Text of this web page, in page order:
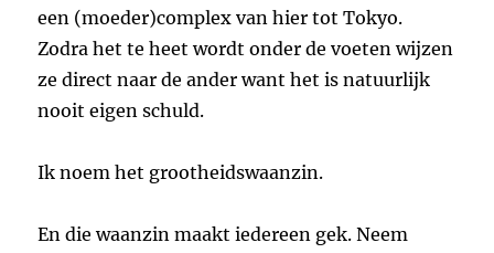
een (moeder)complex van hier tot Tokyo.
Zodra het te heet wordt onder de voeten wijzen
ze direct naar de ander want het is natuurlijk
nooit eigen schuld.
Ik noem het grootheidswaanzin.
En die waanzin maakt iedereen gek. Neem